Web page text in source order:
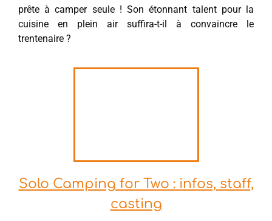
prête à camper seule ! Son étonnant talent pour la
cuisine en plein air suffira-t-il à convaincre le
trentenaire ?
Solo Camping for Two : infos, staff,
casting